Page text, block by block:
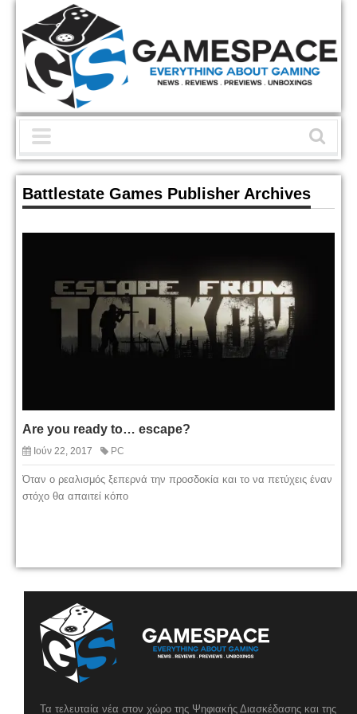
Battlestate Games Publisher Archives
Are you ready to… escape?
Ιούν 22, 2017 PC
Όταν ο ρεαλισμός ξεπερνά την προσδοκία και το να πετύχεις έναν
στόχο θα απαιτεί κόπο
Τα τελευταία νέα στον χώρο της Ψηφιακής Διασκέδασης και της